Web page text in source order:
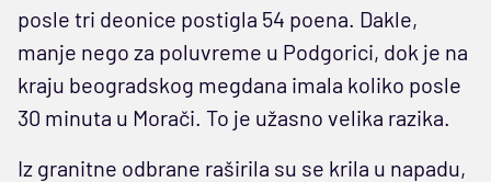
posle tri deonice postigla 54 poena. Dakle,
manje nego za poluvreme u Podgorici, dok je na
kraju beogradskog megdana imala koliko posle
30 minuta u Morači. To je užasno velika razika.
Iz granitne odbrane raširila su se krila u napadu,